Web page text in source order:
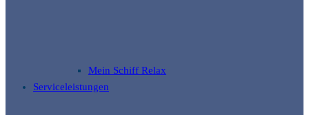
Mein Schiff Relax
Serviceleistungen